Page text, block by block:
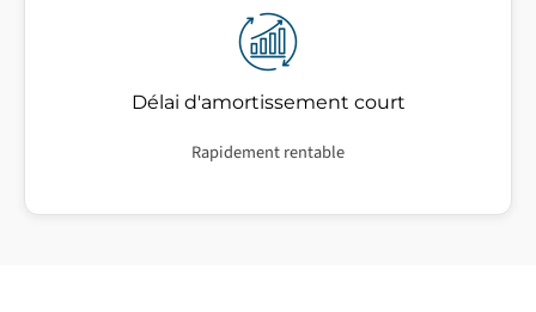
Délai d'amortissement court
Rapidement rentable